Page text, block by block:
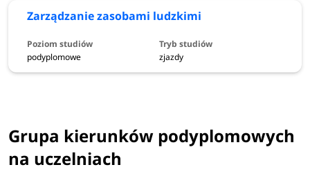
Zarządzanie zasobami ludzkimi
podyplomowe zjazdy
Grupa kierunków podyplomowych
na uczelniach